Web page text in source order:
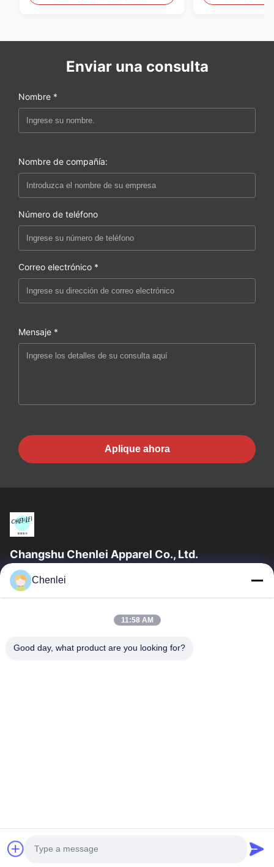
Enviar una consulta
Nombre *
Nombre de compañía:
Número de teléfono
Correo electrónico *
Mensaje *
Aplique ahora
Changshu Chenlei Apparel Co., Ltd.
CHANGSHU CHENLEI APPAREL CO., LTD. también se incluyó
en el grupo. Nuestra fábrica se estableció en 2011, ubicada en
Inicio
Productos
Chenlei
11:58 AM
Good day, what product are you looking for?